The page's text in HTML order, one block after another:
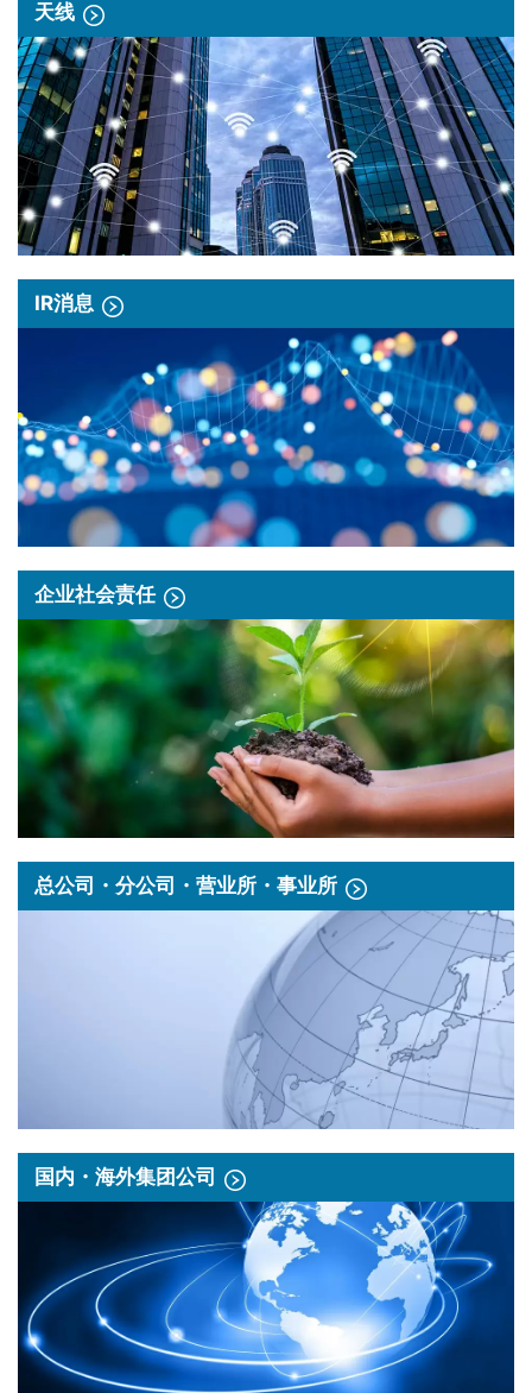
天线
IR消息
企业社会责任
总公司・分公司・营业所・事业所
国内・海外集团公司